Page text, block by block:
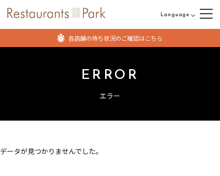
各店舗の待ち状況のご確認はこちら
Language
日本語
English
ERROR
エラー
データが見つかりませんでした。